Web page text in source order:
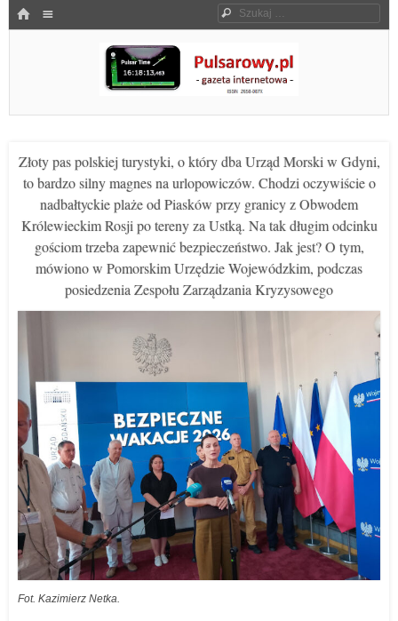
HOME Szukaj
Pulsarowy.pl
Złoty pas polskiej turystyki, o który dba Urząd Morski w Gdyni,
to bardzo silny magnes na urlopowiczów. Chodzi oczywiście o
nadbałtyckie plaże od Piasków przy granicy z Obwodem
Królewieckim Rosji po tereny za Ustką. Na tak długim odcinku
gościom trzeba zapewnić bezpieczeństwo. Jak jest? O tym,
mówiono w Pomorskim Urzędzie Wojewódzkim, podczas
posiedzenia Zespołu Zarządzania Kryzysowego
Fot. Kazimierz Netka.